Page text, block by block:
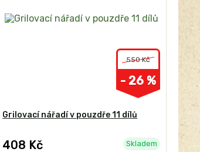
550 Kč
- 26 %
Grilovací nářadí v pouzdře 11 dílů
408 Kč Skladem